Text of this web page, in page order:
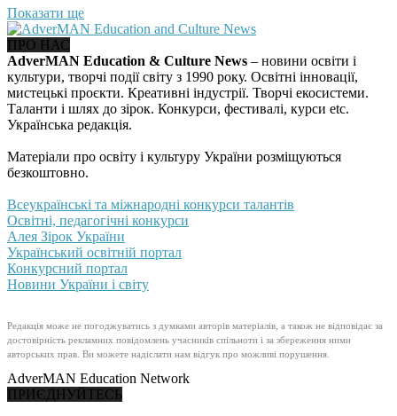
Показати ще
ПРО НАС
AdverMAN Education & Culture News – новини освіти і
культури, творчі події світу з 1990 року. Освітні інновації,
мистецькі проєкти. Креативні індустрії. Творчі екосистеми.
Таланти і шлях до зірок. Конкурси, фестивалі, курси etc.
Українська редакція.
Матеріали про освіту і культуру України розміщуються
безкоштовно.
Всеукраїнські та міжнародні конкурси талантів
Освітні, педагогічні конкурси
Алея Зірок України
Український освітній портал
Конкурсний портал
Новини України і світу
Редакція може не погоджуватись з думками авторів матеріалів, а також не відповідає за
достовірність рекламних повідомлень учасників спільноти і за збереження ними
авторських прав. Ви можете надіслати нам відгук про можливі порушення.
AdverMAN Education Network
ПРИЄДНУЙТЕСЬ